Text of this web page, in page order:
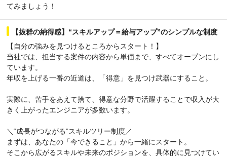
てみましょう！
【抜群の納得感】“スキルアップ＝給与アップ”のシンプルな制度
【自分の強みを見つけるところからスタート！】
当社では、担当する案件の内容から単価まで、すべてオープンにし
ています。
年収を上げる一番の近道は、「得意」を見つけ武器にすること。
実際に、苦手をあえて捨て、得意な分野で活躍することで収入が大
きく上がったエンジニアが多数います。
＼“成長がつながる”スキルツリー制度／
まずは、あなたの「今できること」から一緒にスタート。
そこから広がるスキルや未来のポジションを、具体的に見つけてい